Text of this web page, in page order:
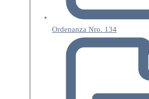
Ordenanza Nro. 134